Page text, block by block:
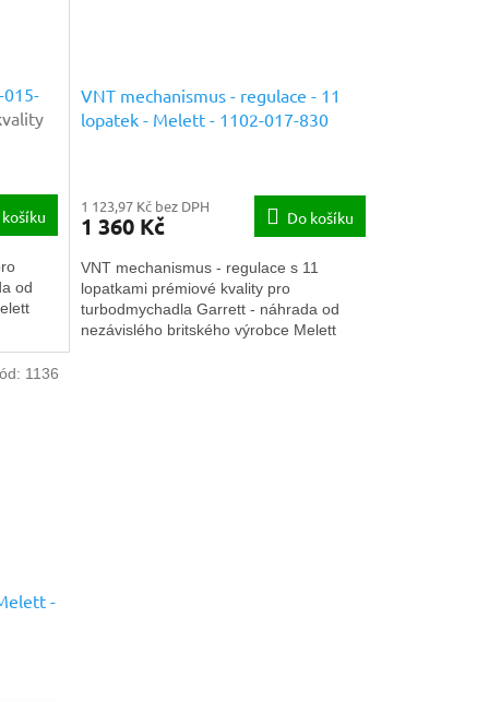
015-
od
VNT mechanismus - regulace - 11
lopatek - Melett - 1102-017-830
1 123,97 Kč bez DPH
1 360 Kč Do košíku
VNT mechanismus - regulace s 11
lopatkami prémiové kvality pro
turbodmychadla Garrett - náhrada od
nezávislého britského výrobce Melett
-
1136